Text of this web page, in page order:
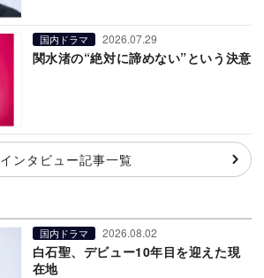
国内ドラマ 2026.07.29
関水渚の“絶対に諦めない”という決意
インタビュー記事一覧
国内ドラマ 2026.08.02
白石聖、デビュー10年目を迎えた現
在地